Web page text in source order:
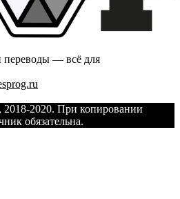
переводы — всё для
2018-2020. При копировании
обязательна.